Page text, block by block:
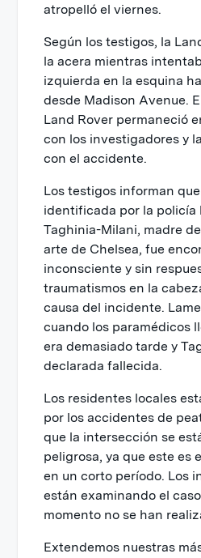
atropelló el viernes.
Según los testigos, la
la acera mientras
izquierda en la esquina
desde Madison Avenue.
Land Rover permaneció
con los investigadores y
con el accidente.
Los testigos informan
identificada por la policía
Taghinia-Milani, madre
arte de Chelsea, fue
inconsciente y sin
traumatismos en la
causa del incidente.
cuando los paramédicos
era demasiado tarde y
declarada fallecida.
Los residentes locales
por los accidentes de
que la intersección se
peligrosa, ya que este es
en un corto período. Los
están examinando el
momento no se han
Extendemos nuestras